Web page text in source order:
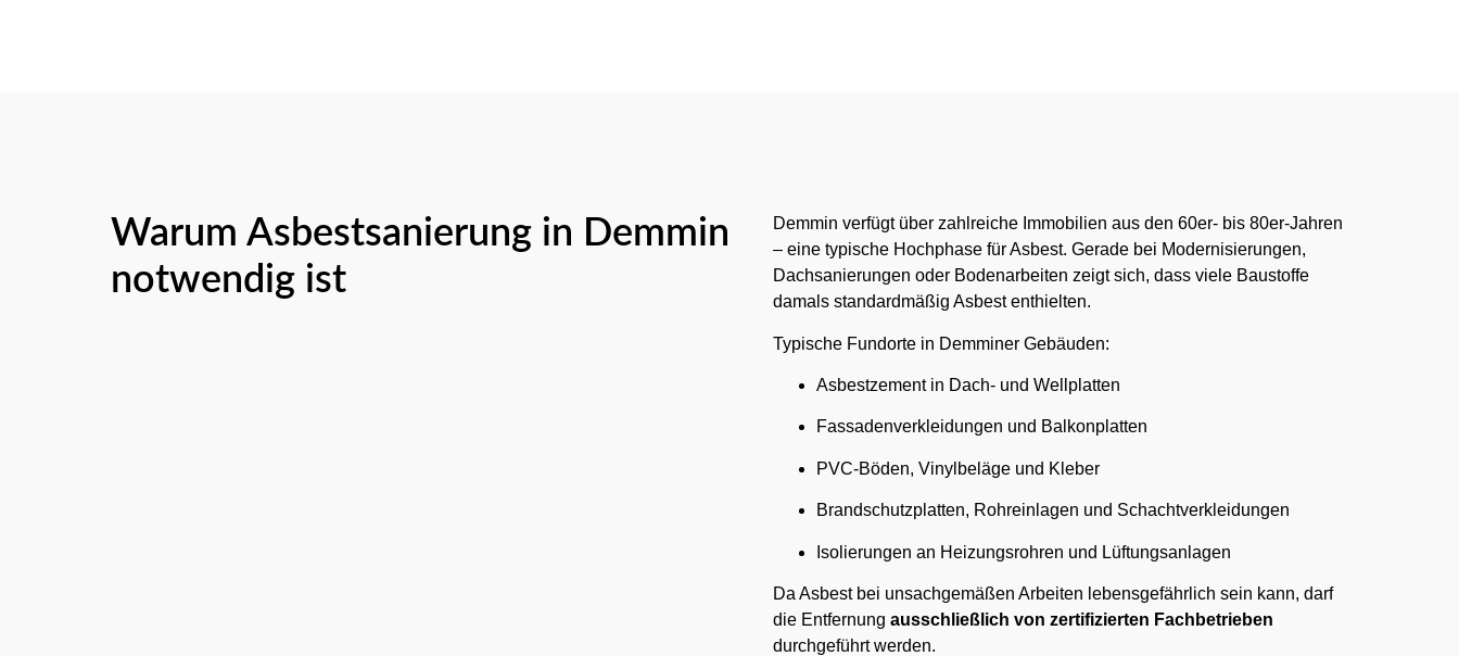
Warum Asbestsanierung in Demmin
notwendig ist
Demmin verfügt über zahlreiche Immobilien aus den 60er- bis 80er-Jahren
– eine typische Hochphase für Asbest. Gerade bei Modernisierungen,
Dachsanierungen oder Bodenarbeiten zeigt sich, dass viele Baustoffe
damals standardmäßig Asbest enthielten.
Typische Fundorte in Demminer Gebäuden:
Asbestzement in Dach- und Wellplatten
Fassadenverkleidungen und Balkonplatten
PVC-Böden, Vinylbeläge und Kleber
Brandschutzplatten, Rohreinlagen und Schachtverkleidungen
Isolierungen an Heizungsrohren und Lüftungsanlagen
Da Asbest bei unsachgemäßen Arbeiten lebensgefährlich sein kann, darf
die Entfernung ausschließlich von zertifizierten Fachbetrieben
durchgeführt werden.